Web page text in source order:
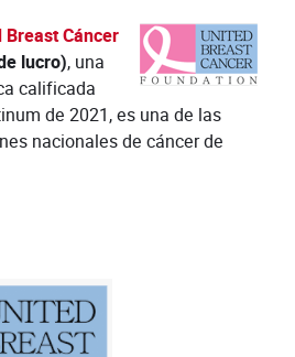
Cáncer
lucro), una
calificada
de 2021, es una de las
nacionales de cáncer de